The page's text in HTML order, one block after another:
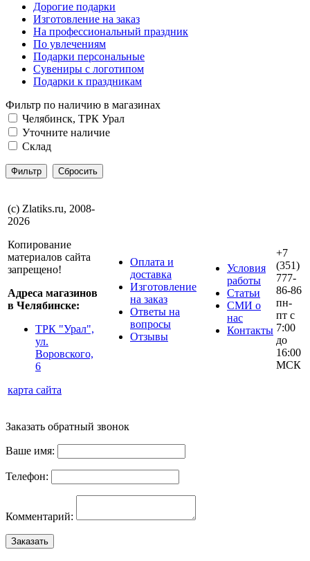
Дорогие подарки
Изготовление на заказ
На профессиональный праздник
По увлечениям
Подарки персональные
Сувениры с логотипом
Подарки к праздникам
Фильтр по наличию в магазинах
Челябинск, ТРК Урал
Уточните наличие
Склад
(с) Zlatiks.ru, 2008-
2026
Копирование
материалов сайта
запрещено!
Адреса магазинов
в Челябинске:
ТРК "Урал",
ул.
Воровского,
6
карта сайта
Оплата и
доставка
Изготовление
на заказ
Ответы на
вопросы
Отзывы
Условия
работы
Статьи
СМИ о
нас
Контакты
+7
(351)
777-
86-86
пн-
пт с
7:00
до
16:00
МСК
Заказать обратный звонок
Ваше имя:
Телефон:
Комментарий:
Заказать